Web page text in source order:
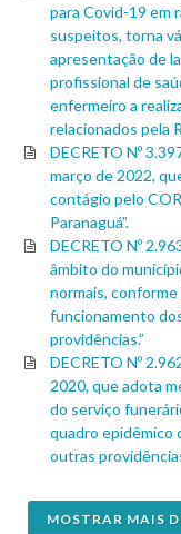
para Covid-19 em
suspeitos, torna
apresentação de
profissional de
enfermeiro a
relacionados pela
DECRETO Nº
março de 2022,
contágio pelo
Paranaguá”.
DECRETO Nº
âmbito do
normais,
funcionamento
providências.”
DECRETO Nº
2020, que adota
do serviço
quadro epidêmico
outras
MOSTRAR MAIS